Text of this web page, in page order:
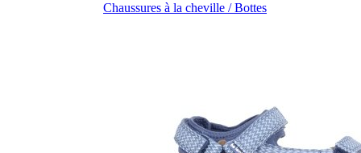
Chaussures à la cheville / Bottes